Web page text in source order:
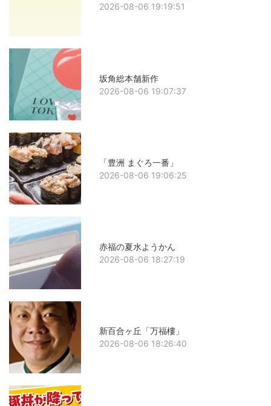
2026-08-06 19:19:51
坂角総本舗新作
2026-08-06 19:07:37
「豊洲 まぐろ一番」
2026-08-06 19:06:25
赤福の夏水ようかん
2026-08-06 18:27:19
新百合ヶ丘「万福樓」
2026-08-06 18:26:40